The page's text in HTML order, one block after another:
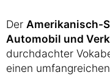
Der Amerikanisch-
Automobil und
durchdachter
einen